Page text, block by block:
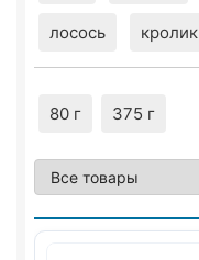
лосось кролик
80 г 375 г